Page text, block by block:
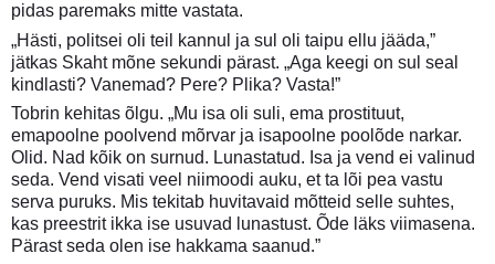
pidas paremaks mitte vastata.
„Hästi, politsei oli teil kannul ja sul oli taipu ellu jääda,”
jätkas Skaht mõne sekundi pärast. „Aga keegi on sul seal
kindlasti? Vanemad? Pere? Plika? Vasta!”
Tobrin kehitas õlgu. „Mu isa oli suli, ema prostituut,
emapoolne poolvend mõrvar ja isapoolne poolõde narkar.
Olid. Nad kõik on surnud. Lunastatud. Isa ja vend ei valinud
seda. Vend visati veel niimoodi auku, et ta lõi pea vastu
serva puruks. Mis tekitab huvitavaid mõtteid selle suhtes,
kas preestrit ikka ise usuvad lunastust. Õde läks viimasena.
Pärast seda olen ise hakkama saanud.”